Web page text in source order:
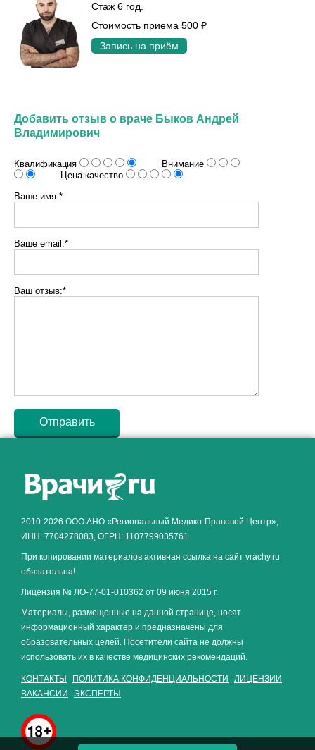
Стаж 6 год.
Стоимость приема 500 ₽
Запись на приём
Добавить отзыв о враче Быков Андрей
Владимирович
Квалификация
Внимание
Цена-качество
Ваше имя:*
Ваше email:*
Ваш отзыв:*
2010-2026 ООО АНО «Региональный Медико-Правовой Центр»,
ИНН: 7704278083, ОГРН: 1107799035761
При копировании материалов активная ссылка на сайт vrachy.ru
обязательна!
Лицензия № ЛО-77-01-010362 от 09 июня 2015 г.
Материалы, размещенные на данной странице, носят
информационный характер и предназначены для
образовательных целей. Посетители сайта не должны
использовать их в качестве медицинских рекомендаций.
КОНТАКТЫ ПОЛИТИКА КОНФИДЕНЦИАЛЬНОСТИ
ЛИЦЕНЗИИ
ВАКАНСИИ
ЭКСПЕРТЫ